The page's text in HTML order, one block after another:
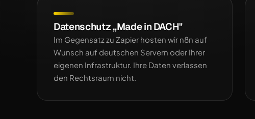
Datenschutz „Made in DACH"
Im Gegensatz zu Zapier hosten wir n8n auf
Wunsch auf deutschen Servern oder Ihrer
eigenen Infrastruktur. Ihre Daten verlassen
den Rechtsraum nicht.